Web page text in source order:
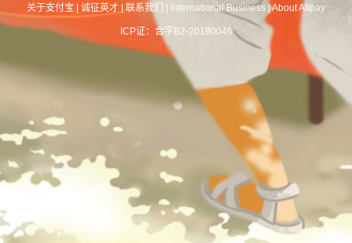
关于支付宝 诚征英才 联系我们 International Business |About Alipay
ICP证：合字B2-20190046